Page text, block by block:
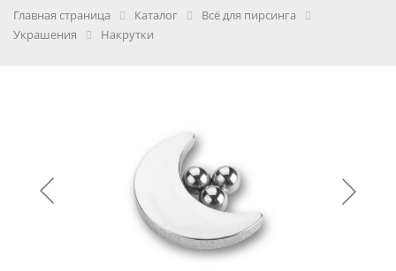
Главная страница Каталог
Всё для пирсинга
Украшения
Накрутки